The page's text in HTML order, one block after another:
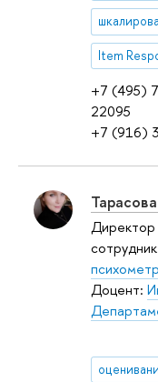
+7 (495)
22095
+7 (916)
Item
Директор
Доцент: